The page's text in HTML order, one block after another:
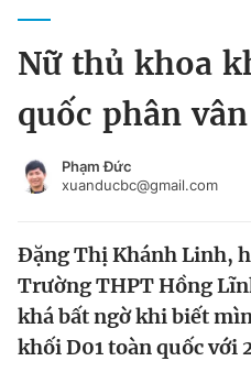
Chào ngày mới
Tin thị trường
Video
Đổi mật khẩu
Tin đã lưu
Tin đã xem
Nữ thủ khoa
quốc phân
Phạm Đức
xuanducbc@gmail.com
Đặng Thị Khánh Linh,
Trường THPT Hồng
khá bất ngờ khi biết
khối D01 toàn quốc với